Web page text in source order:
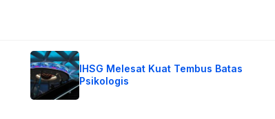
IHSG Melesat Kuat Tembus Batas
Psikologis